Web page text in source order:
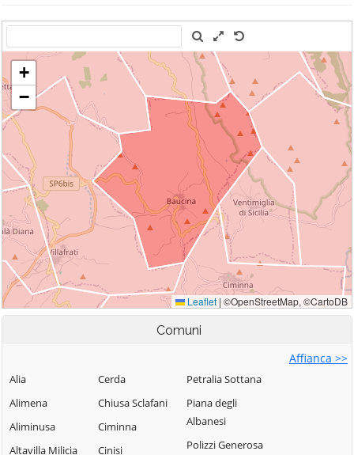
Comuni
Affianca >>
Alia
Alimena
Aliminusa
Altavilla Milicia
Cerda
Chiusa Sclafani
Ciminna
Cinisi
Petralia Sottana
Piana degli
Albanesi
Polizzi Generosa